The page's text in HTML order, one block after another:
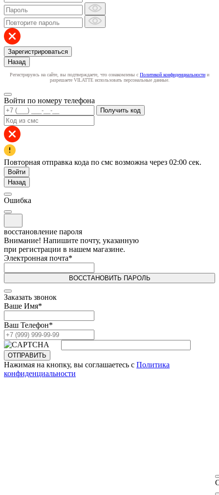
Зарегистрироваться
Назад
Регистрируясь на сайте, вы подтверждаете, что ознакомлены с Политикой конфиденциальности и
разрешаете VILATTE использовать персональные данные.
Войти по номеру телефона
Получить код
Повторная отправка кода по смс возможна через 02:00 сек.
Войти
Назад
Ошибка
восстановление пароля
Внимание! Напишите почту, указанную
при регистрации в нашем магазине.
Электронная почта*
ВОССТАНОВИТЬ ПАРОЛЬ
Заказать звонок
Ваше Имя*
Ваш Телефон*
ОТПРАВИТЬ
Нажимая на кнопку, вы соглашаетесь с Политика
конфиденциальности